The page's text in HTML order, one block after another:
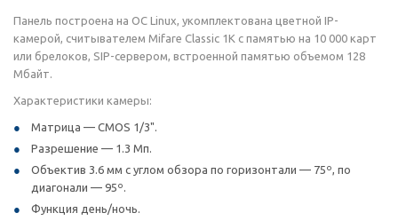
Панель построена на ОС Linux, укомплектована цветной IP-
камерой, считывателем Mifare Classic 1K с памятью на 10 000 карт
или брелоков, SIP-сервером, встроенной памятью объемом 128
Мбайт.
Характеристики камеры:
Матрица — CMOS 1/3".
Разрешение — 1.3 Мп.
Объектив 3.6 мм с углом обзора по горизонтали — 75º, по
диагонали — 95º.
Функция день/ночь.